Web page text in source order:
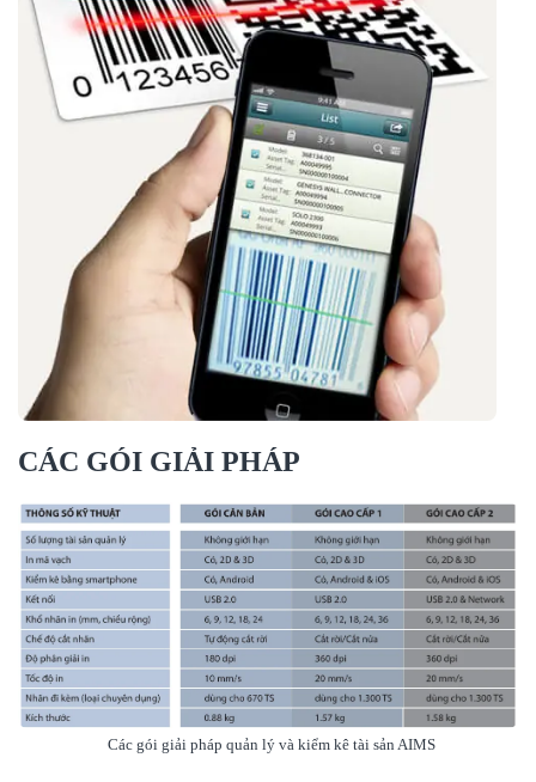
CÁC GÓI GIẢI PHÁP
Các gói giải pháp quản lý và kiểm kê tài sản AIMS